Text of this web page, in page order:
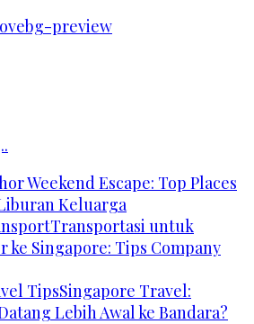
Weekend Escape: Top Places
Keluarga
Transportasi untuk
ke Singapore: Tips Company
TipsSingapore Travel:
Lebih Awal ke Bandara?